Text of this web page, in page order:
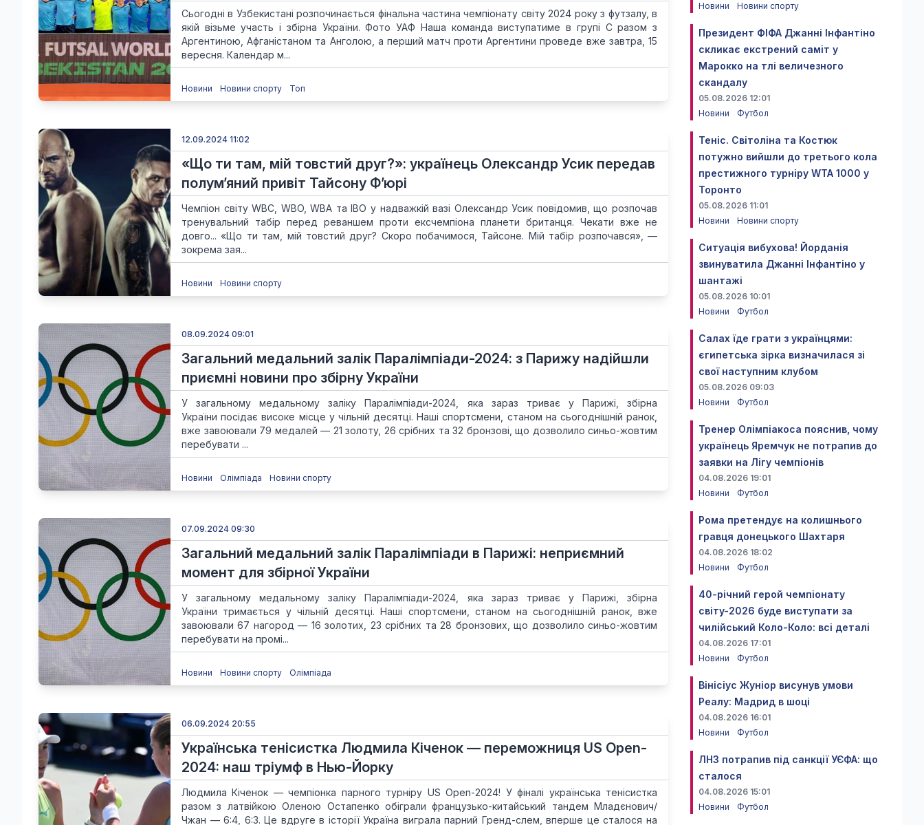
Сьогодні в Узбекистані розпочинається фінальна частина чемпіонату світу 2024 року з футзалу, в
якій візьме участь і збірна України. Фото УАФ Наша команда виступатиме в групі С разом з
Аргентиною, Афганістаном та Анголою, а перший матч проти Аргентини проведе вже завтра, 15
вересня. Календар м...
Новини Новини спорту Топ
12.09.2024 11:02
«Що ти там, мій товстий друг?»: українець Олександр Усик передав
полум’яний привіт Тайсону Ф’юрі
Чемпіон світу WBC, WBO, WBA та IBO у надважкій вазі Олександр Усик повідомив, що розпочав
тренувальний табір перед реваншем проти ексчемпіона планети британця. Чекати вже не
довго... «Що ти там, мій товстий друг? Скоро побачимося, Тайсоне. Мій табір розпочався», —
зокрема зая...
Новини Новини спорту
08.09.2024 09:01
Загальний медальний залік Паралімпіади-2024: з Парижу надійшли
приємні новини про збірну України
У загальному медальному заліку Паралімпіади-2024, яка зараз триває у Парижі, збірна
України посідає високе місце у чільній десятці. Наші спортсмени, станом на сьогоднішній ранок,
вже завоювали 79 медалей — 21 золоту, 26 срібних та 32 бронзові, що дозволило синьо-жовтим
перебувати ...
Новини Олімпіада Новини спорту
07.09.2024 09:30
Загальний медальний залік Паралімпіади в Парижі: неприємний
момент для збірної України
У загальному медальному заліку Паралімпіади-2024, яка зараз триває у Парижі, збірна
України тримається у чільній десятці. Наші спортсмени, станом на сьогоднішній ранок, вже
завоювали 67 нагород — 16 золотих, 23 срібних та 28 бронзових, що дозволило синьо-жовтим
перебувати на промі...
Новини Новини спорту Олімпіада
06.09.2024 20:55
Українська тенісистка Людмила Кіченок — переможниця US Open-
2024: наш тріумф в Нью-Йорку
Людмила Кіченок — чемпіонка парного турніру US Open-2024! У фіналі українська тенісистка
разом з латвійкою Оленою Остапенко обіграли французько-китайський тандем Младєнович/
Чжан — 6:4, 6:3. Це вдруге в історії Україна виграла парний Гренд-слем, вперше це сталося на
Новини
Новини спорту
Президент ФІФА Джанні Інфантіно
скликає екстрений саміт у
Марокко на тлі величезного
скандалу
05.08.2026 12:01
Новини
Футбол
Теніс. Світоліна та Костюк
потужно вийшли до третього кола
престижного турніру WTA 1000 у
Торонто
05.08.2026 11:01
Новини
Новини спорту
Ситуація вибухова! Йорданія
звинуватила Джанні Інфантіно у
шантажі
05.08.2026 10:01
Новини
Футбол
Салах їде грати з українцями:
єгипетська зірка визначилася зі
свої наступним клубом
05.08.2026 09:03
Новини
Футбол
Тренер Олімпіакоса пояснив, чому
українець Яремчук не потрапив до
заявки на Лігу чемпіонів
04.08.2026 19:01
Новини
Футбол
Рома претендує на колишнього
гравця донецького Шахтаря
04.08.2026 18:02
Новини
Футбол
40-річний герой чемпіонату
світу-2026 буде виступати за
чилійський Коло-Коло: всі деталі
04.08.2026 17:01
Новини
Футбол
Вінісіус Жуніор висунув умови
Реалу: Мадрид в шоці
04.08.2026 16:01
Новини
Футбол
ЛНЗ потрапив під санкції УЄФА: що
сталося
04.08.2026 15:01
Новини
Футбол